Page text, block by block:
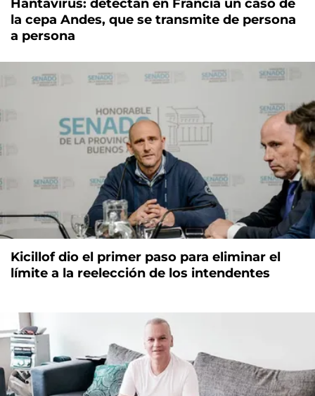
Hantavirus: detectan en Francia un caso de
la cepa Andes, que se transmite de persona
a persona
Kicillof dio el primer paso para eliminar el
límite a la reelección de los intendentes